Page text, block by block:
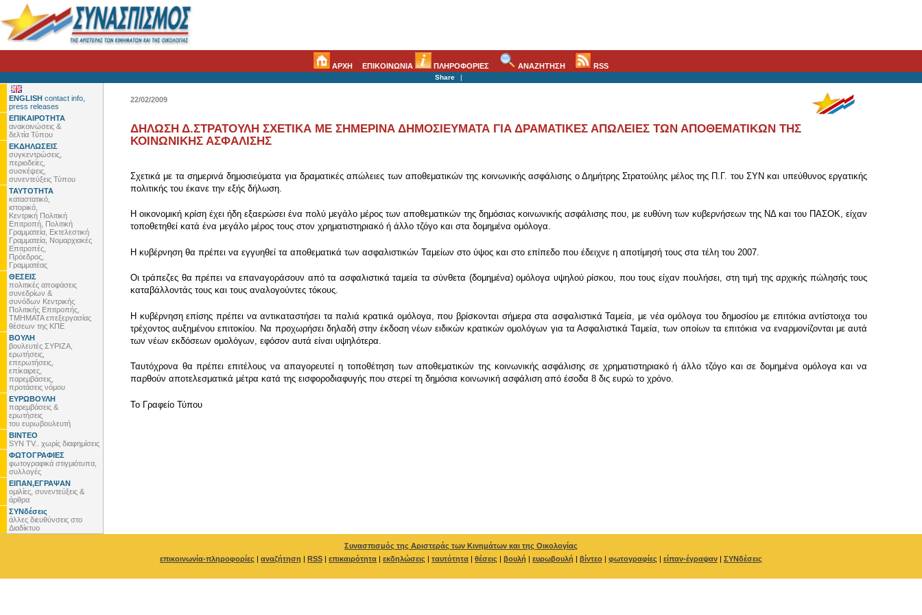
ΑΡΧΗ ΕΠΙΚΟΙΝΩΝΙΑ ΠΛΗΡΟΦΟΡΙΕΣ ΑΝΑΖΗΤΗΣΗ RSS
Share |
ENGLISH contact info,
press releases
ΕΠΙΚΑΙΡΟΤΗΤΑ
ανακοινώσεις &
δελτία Τύπου
ΕΚΔΗΛΩΣΕΙΣ
συγκεντρώσεις,
περιοδείες,
συσκέψεις,
συνεντεύξεις Τύπου
ΤΑΥΤΟΤΗΤΑ
καταστατικό,
ιστορικό,
Κεντρική Πολιτική
Επιτροπή, Πολιτική
Γραμματεία, Εκτελεστική
Γραμματεία, Νομαρχιακές
Επιτροπές,
Πρόεδρος,
Γραμματέας
ΘΕΣΕΙΣ
πολιτικές αποφάσεις
συνεδρίων &
συνόδων Κεντρικής
Πολιτικής Επιτροπής,
ΤΜΗΜΑΤΑ επεξεργασίας
θέσεων της ΚΠΕ
ΒΟΥΛΗ
βουλευτές ΣΥΡΙΖΑ,
ερωτήσεις,
επερωτήσεις,
επίκαιρες,
παρεμβάσεις,
προτάσεις νόμου
ΕΥΡΩΒΟΥΛΗ
παρεμβάσεις &
ερωτήσεις
του ευρωβουλευτή
ΒΙΝΤΕΟ
SYN TV.. χωρίς διαφημίσεις
ΦΩΤΟΓΡΑΦΙΕΣ
φωτογραφικά στιγμιότυπα,
συλλογές
ΕΙΠΑΝ,ΕΓΡΑΨΑΝ
ομιλίες, συνεντεύξεις &
άρθρα
ΣΥΝδέσεις
άλλες διευθύνσεις στο
Διαδίκτυο
22/02/2009
ΔΗΛΩΣΗ Δ.ΣΤΡΑΤΟΥΛΗ ΣΧΕΤΙΚΑ ΜΕ ΣΗΜΕΡΙΝΑ ΔΗΜΟΣΙΕΥΜΑΤΑ ΓΙΑ ΔΡΑΜΑΤΙΚΕΣ ΑΠΩΛΕΙΕΣ ΤΩΝ ΑΠΟΘΕΜΑΤΙΚΩΝ ΤΗΣ
ΚΟΙΝΩΝΙΚΗΣ ΑΣΦΑΛΙΣΗΣ
Σχετικά με τα σημερινά δημοσιεύματα για δραματικές απώλειες των αποθεματικών της κοινωνικής ασφάλισης ο Δημήτρης Στρατούλης μέλος της Π.Γ. του ΣΥΝ και υπεύθυνος εργατικής
πολιτικής του έκανε την εξής δήλωση.
Η οικονομική κρίση έχει ήδη εξαερώσει ένα πολύ μεγάλο μέρος των αποθεματικών της δημόσιας κοινωνικής ασφάλισης που, με ευθύνη των κυβερνήσεων της ΝΔ και του ΠΑΣΟΚ, είχαν
τοποθετηθεί κατά ένα μεγάλο μέρος τους στον χρηματιστηριακό ή άλλο τζόγο και στα δομημένα ομόλογα.
Η κυβέρνηση θα πρέπει να εγγυηθεί τα αποθεματικά των ασφαλιστικών Ταμείων στο ύψος και στο επίπεδο που έδειχνε η αποτίμησή τους στα τέλη του 2007.
Οι τράπεζες θα πρέπει να επαναγοράσουν από τα ασφαλιστικά ταμεία τα σύνθετα (δομημένα) ομόλογα υψηλού ρίσκου, που τους είχαν πουλήσει, στη τιμή της αρχικής πώλησής τους
καταβάλλοντάς τους και τους αναλογούντες τόκους.
Η κυβέρνηση επίσης πρέπει να αντικαταστήσει τα παλιά κρατικά ομόλογα, που βρίσκονται σήμερα στα ασφαλιστικά Ταμεία, με νέα ομόλογα του δημοσίου με επιτόκια αντίστοιχα του
τρέχοντος αυξημένου επιτοκίου. Να προχωρήσει δηλαδή στην έκδοση νέων ειδικών κρατικών ομολόγων για τα Ασφαλιστικά Ταμεία, των οποίων τα επιτόκια να εναρμονίζονται με αυτά
των νέων εκδόσεων ομολόγων, εφόσον αυτά είναι υψηλότερα.
Ταυτόχρονα θα πρέπει επιτέλους να απαγορευτεί η τοποθέτηση των αποθεματικών της κοινωνικής ασφάλισης σε χρηματιστηριακό ή άλλο τζόγο και σε δομημένα ομόλογα και να
παρθούν αποτελεσματικά μέτρα κατά της εισφοροδιαφυγής που στερεί τη δημόσια κοινωνική ασφάλιση από έσοδα 8 δις ευρώ το χρόνο.
To Γραφείο Τύπου
Συνασπισμός της Αριστεράς των Κινημάτων και της Οικολογίας
επικοινωνία-πληροφορίες | αναζήτηση | RSS | επικαιρότητα | εκδηλώσεις | ταυτότητα | θέσεις | βουλή | ευρωβουλή | βίντεο | φωτογραφίες | είπαν-έγραψαν | ΣΥΝδέσεις